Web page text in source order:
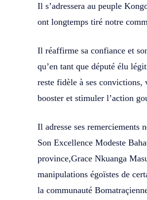
Il s’adressera au peuple
ont longtemps tiré notre
Il réaffirme sa confiance et
qu’en tant que député élu
reste fidèle à ses convictions,
booster et stimuler l’action
Il adresse ses remerciements
Son Excellence Modeste
province,Grace Nkuanga
manipulations égoïstes de
la communauté